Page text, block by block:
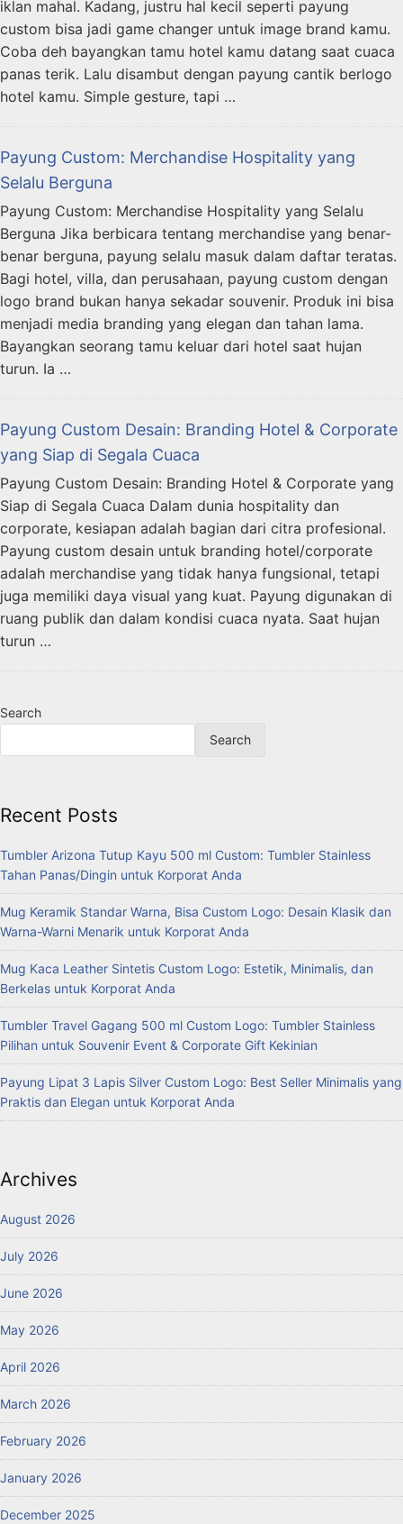
iklan mahal. Kadang, justru hal kecil seperti payung
custom bisa jadi game changer untuk image brand kamu.
Coba deh bayangkan tamu hotel kamu datang saat cuaca
panas terik. Lalu disambut dengan payung cantik berlogo
hotel kamu. Simple gesture, tapi …
Payung Custom: Merchandise Hospitality yang
Selalu Berguna
Payung Custom: Merchandise Hospitality yang Selalu
Berguna Jika berbicara tentang merchandise yang benar-
benar berguna, payung selalu masuk dalam daftar teratas.
Bagi hotel, villa, dan perusahaan, payung custom dengan
logo brand bukan hanya sekadar souvenir. Produk ini bisa
menjadi media branding yang elegan dan tahan lama.
Bayangkan seorang tamu keluar dari hotel saat hujan
turun. Ia …
Payung Custom Desain: Branding Hotel & Corporate
yang Siap di Segala Cuaca
Payung Custom Desain: Branding Hotel & Corporate yang
Siap di Segala Cuaca Dalam dunia hospitality dan
corporate, kesiapan adalah bagian dari citra profesional.
Payung custom desain untuk branding hotel/corporate
adalah merchandise yang tidak hanya fungsional, tetapi
juga memiliki daya visual yang kuat. Payung digunakan di
ruang publik dan dalam kondisi cuaca nyata. Saat hujan
turun …
Search
Search
Recent Posts
Tumbler Arizona Tutup Kayu 500 ml Custom: Tumbler Stainless
Tahan Panas/Dingin untuk Korporat Anda
Mug Keramik Standar Warna, Bisa Custom Logo: Desain Klasik dan
Warna-Warni Menarik untuk Korporat Anda
Mug Kaca Leather Sintetis Custom Logo: Estetik, Minimalis, dan
Berkelas untuk Korporat Anda
Tumbler Travel Gagang 500 ml Custom Logo: Tumbler Stainless
Pilihan untuk Souvenir Event & Corporate Gift Kekinian
Payung Lipat 3 Lapis Silver Custom Logo: Best Seller Minimalis yang
Praktis dan Elegan untuk Korporat Anda
Archives
August 2026
July 2026
June 2026
May 2026
April 2026
March 2026
February 2026
January 2026
December 2025